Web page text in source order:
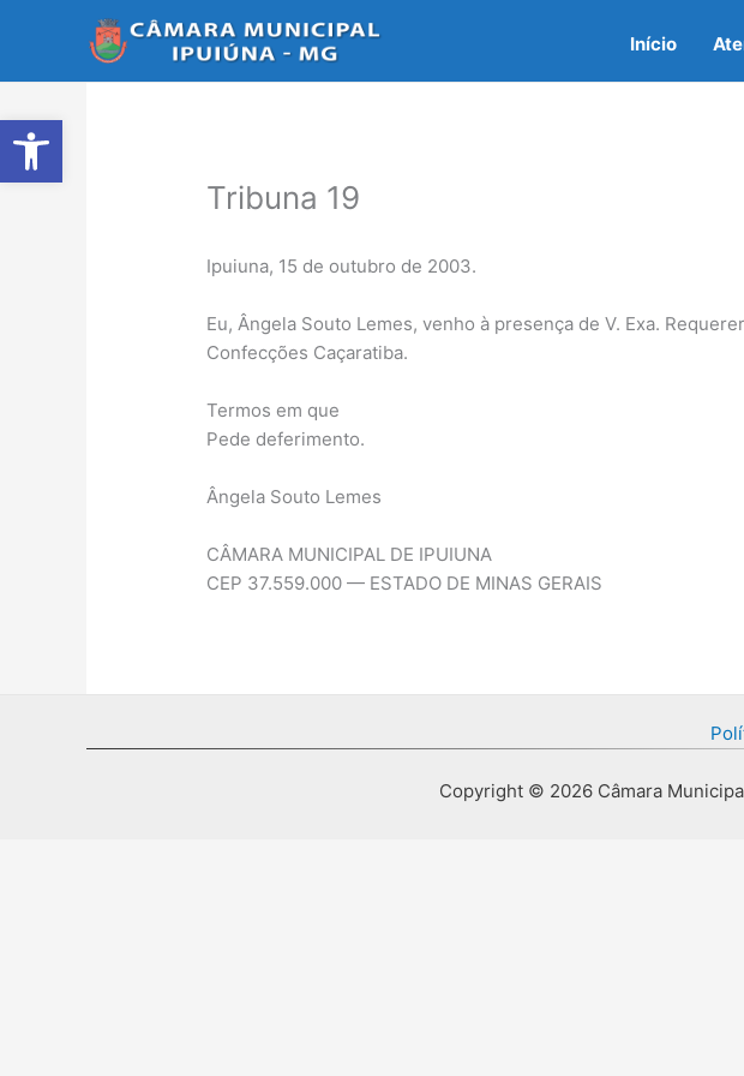
Abrir a barra de ferramentas
Início
Tribuna 19
Ipuiuna, 15 de outubro de 2003.
Eu, Ângela Souto Lemes, venho à presença de V. Exa.
Confecções Caçaratiba.
Termos em que
Pede deferimento.
Ângela Souto Lemes
CÂMARA MUNICIPAL DE IPUIUNA
CEP 37.559.000 — ESTADO DE MINAS GERAIS
Copyright © 2026 Câmara